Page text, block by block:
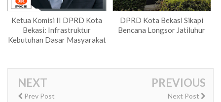
Ketua Komisi II DPRD Kota
Bekasi: Infrastruktur
Kebutuhan Dasar Masyarakat
DPRD Kota Bekasi Sikapi
Bencana Longsor Jatiluhur
NEXT
Prev Post
PREVIOUS
Next Post